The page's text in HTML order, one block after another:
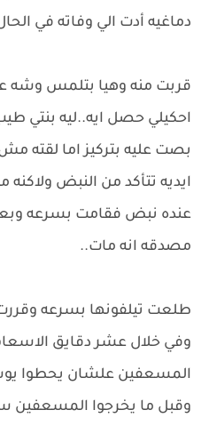
دماغيه أدت الي وفاته في
قربت منه وهيا بتلمس وشه
احكيلي حصل ايه..ليه بنتي
بصت عليه بتركيز اما
ايديه تتأكد من النبض
عنده نبض فقامت بسرعه
مصدقه انه مات..
طلعت تيلفونها بسرعه
وفي خلال عشر دقايق
المسعفين علشان يحطوا
وقبل ما يخرجوا المسعفين